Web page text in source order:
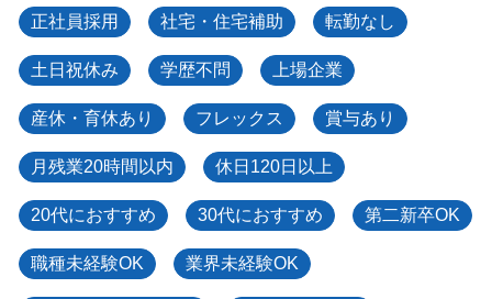
正社員採用 社宅・住宅補助 転勤なし
土日祝休み 学歴不問 上場企業
産休・育休あり フレックス 賞与あり
月残業20時間以内 休日120日以上
20代におすすめ 30代におすすめ 第二新卒OK
職種未経験OK 業界未経験OK